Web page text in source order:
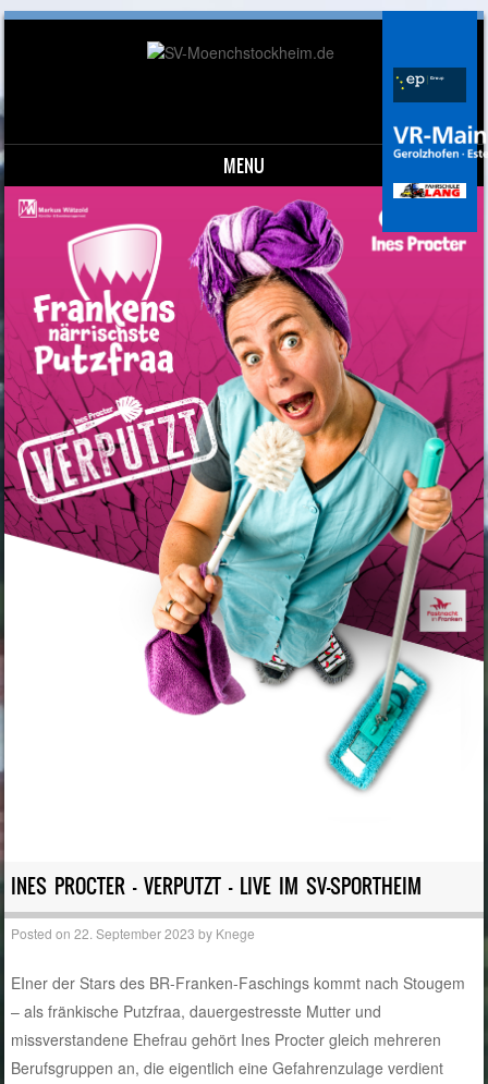
MENU
Skip to content
INES PROCTER – VERPUTZT – LIVE IM SV-SPORTHEIM
Posted on22. September 2023 by Knege
EIner der Stars des BR-Franken-Faschings kommt nach Stougem
– als fränkische Putzfraa, dauergestresste Mutter und
missverstandene Ehefrau gehört Ines Procter gleich mehreren
Berufsgruppen an, die eigentlich eine Gefahrenzulage verdient